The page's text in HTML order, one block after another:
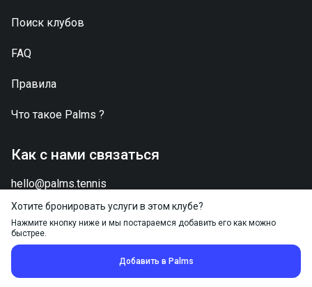
Хотите бронировать услуги в этом клубе?
Нажмите кнопку ниже и мы постараемся добавить его как можно
быстрее.
Добавить в Palms
Поиск клубов
FAQ
Правила
Что такое Palms ?
Как с нами связаться
hello@palms.tennis
2026 © Palms.Tennis - Все права защищены